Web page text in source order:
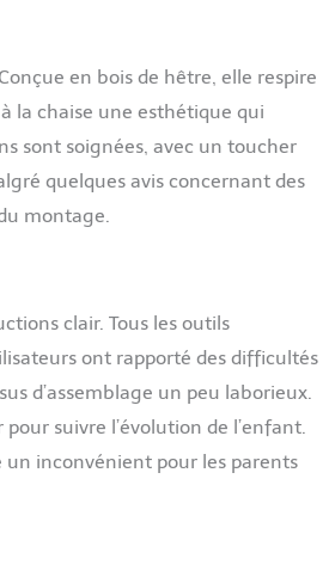
: le coussin réducteur crée un
en place en toute sécurité
: le kit nouveau-né durable
le coussin réducteur pour bébé
AVEC LE KIT BÉBÉ ET TOUT-
à vie, ajoutez le kit bébé et tout-
6 mois jusqu'à 3 ans
en bois de hêtre, elle respire
la chaise une esthétique qui
sont soignées, avec un toucher
quelques avis concernant des
montage.
clair. Tous les outils
ont rapporté des difficultés
d’assemblage un peu laborieux.
suivre l’évolution de l’enfant.
un inconvénient pour les parents